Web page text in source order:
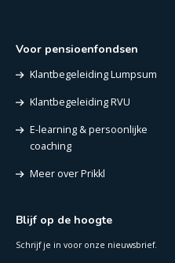
Voor pensioenfondsen
Klantbegeleiding Lumpsum
Klantbegeleiding RVU
E-learning & persoonlijke
coaching
Meer over Prikkl
Blijf op de hoogte
Schrijf je in voor onze nieuwsbrief.